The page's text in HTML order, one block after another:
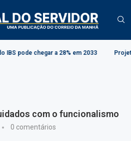
28% em 2033 Projeto cria regras para
com o funcionalismo
0 comentários